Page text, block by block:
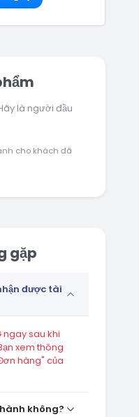
là người đầu
cho khách đã
gặp
được tài
sau khi
xem thông
hàng" của
không?